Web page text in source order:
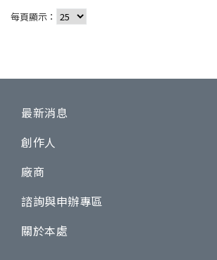
每頁顯示：
最新消息
創作人
廠商
諮詢與申辦專區
關於本處